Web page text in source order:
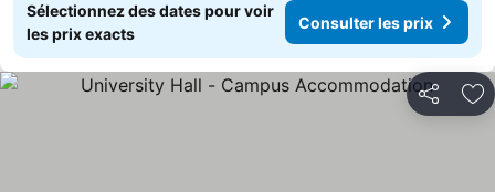
Sélectionnez des dates pour voir
les prix exacts
Consulter les prix
Partager